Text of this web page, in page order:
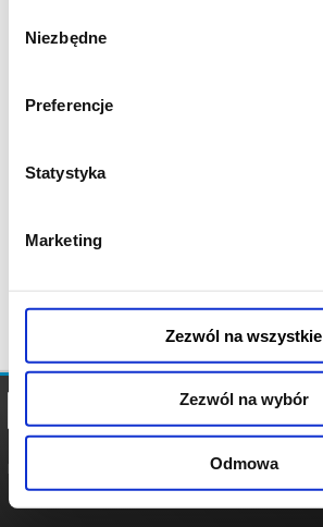
zgody
Niezbędne
Preferencje
Statystyka
Marketing
Zezwól na wszystkie
Zezwól na wybór
Odmowa
POLITYKA